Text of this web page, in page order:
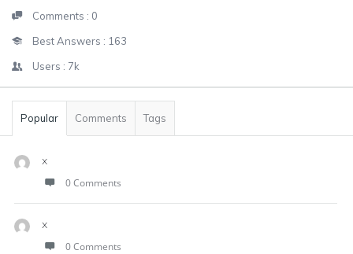
Comments : 0
Best Answers : 163
Users : 7k
Popular Comments Tags
x
0 Comments
x
0 Comments